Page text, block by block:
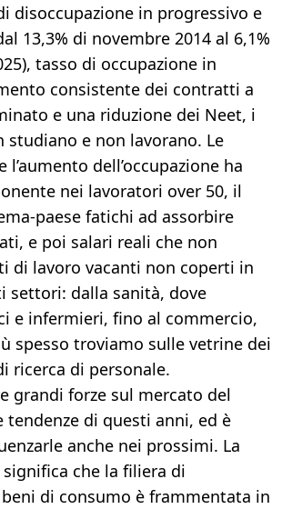
disoccupazione in progressivo e
13,3% di novembre 2014 al 6,1%
tasso di occupazione in
consistente dei contratti a
e una riduzione dei Neet, i
studiano e non lavorano. Le
l’aumento dell’occupazione ha
nei lavoratori over 50, il
paese fatichi ad assorbire
e poi salari reali che non
di lavoro vacanti non coperti in
settori: dalla sanità, dove
e infermieri, fino al commercio,
spesso troviamo sulle vetrine dei
ricerca di personale.
grandi forze sul mercato del
tendenze di questi anni, ed è
anche nei prossimi. La
che la filiera di
di consumo è frammentata in